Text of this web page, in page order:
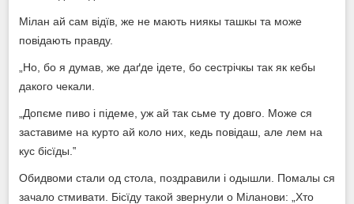
Мілан ай сам відїв, же не мають ниякы ташкы та може
повідають правду.
„Но, бо я думав, же даґде ідете, бо сестрічкы так як кебы
дакого чекали.
„Допєме пиво і підеме, уж ай так сьме ту довго. Може ся
заставиме на курто ай коло них, кедь повідаш, але лем на
кус бісїды.‟
Обидвоми стали од стола, поздравили і одышли. Помалы ся
зачало стмивати. Бісїду такой звернули о Міланови: „Хто